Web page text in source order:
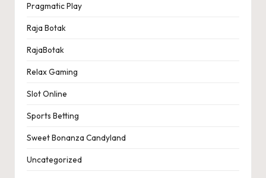
Pragmatic Play
Raja Botak
RajaBotak
Relax Gaming
Slot Online
Sports Betting
Sweet Bonanza Candyland
Uncategorized